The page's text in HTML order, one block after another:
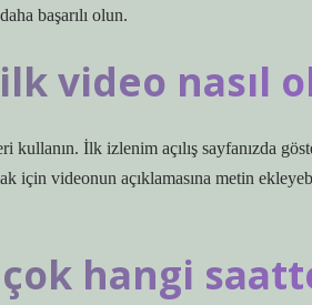
başarılı olun.
video nasıl
İlk izlenim açılış sayfanızda
için videonun açıklamasına metin
hangi